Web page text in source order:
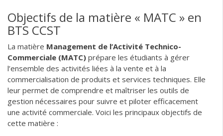
Objectifs de la matière « MATC » en
BTS CCST
La matière Management de l’Activité Technico-
Commerciale (MATC) prépare les étudiants à gérer
l’ensemble des activités liées à la vente et à la
commercialisation de produits et services techniques. Elle
leur permet de comprendre et maîtriser les outils de
gestion nécessaires pour suivre et piloter efficacement
une activité commerciale. Voici les principaux objectifs de
cette matière :